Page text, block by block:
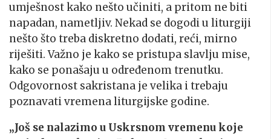
umješnost kako nešto učiniti, a pritom ne biti
napadan, nametljiv. Nekad se dogodi u liturgiji
nešto što treba diskretno dodati, reći, mirno
riješiti. Važno je kako se pristupa slavlju mise,
kako se ponašaju u određenom trenutku.
Odgovornost sakristana je velika i trebaju
poznavati vremena liturgijske godine.
„Još se nalazimo u Uskrsnom vremenu koje